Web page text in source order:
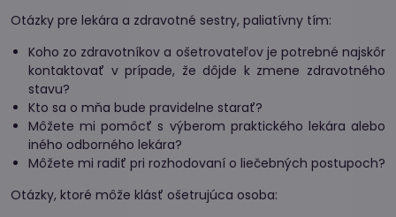
Otázky pre lekára a zdravotné sestry, paliatívny tím:
Koho zo zdravotníkov a ošetrovateľov je potrebné najskôr
kontaktovať v prípade, že dôjde k zmene zdravotného
stavu?
Kto sa o mňa bude pravidelne starať?
Môžete mi pomôcť s výberom praktického lekára alebo
iného odborného lekára?
Môžete mi radiť pri rozhodovaní o liečebných postupoch?
Otázky, ktoré môže klásť ošetrujúca osoba: